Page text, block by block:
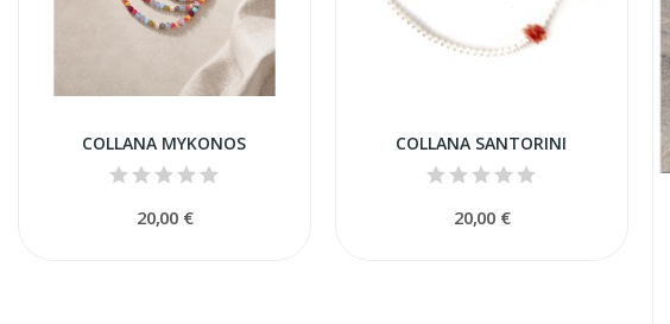
COLLANA MYKONOS
20,00 €
COLLANA SANTORINI
20,00 €